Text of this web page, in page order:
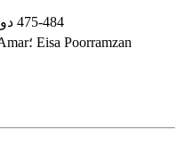
475-484
Marjan Kaffash Majidi؛ Teimour Amar؛ Eisa Poorramzan